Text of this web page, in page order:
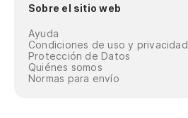
Sobre el sitio web
Ayuda
Condiciones de uso y privacidad
Protección de Datos
Quiénes somos
Normas para envío